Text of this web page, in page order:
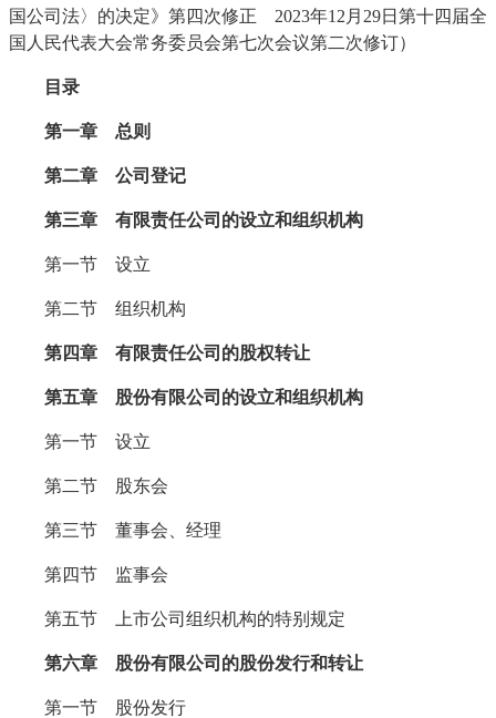
国公司法〉的决定》第四次修正 2023年12月29日第十四届全
国人民代表大会常务委员会第七次会议第二次修订）
目录
第一章 总则
第二章 公司登记
第三章 有限责任公司的设立和组织机构
第一节 设立
第二节 组织机构
第四章 有限责任公司的股权转让
第五章 股份有限公司的设立和组织机构
第一节 设立
第二节 股东会
第三节 董事会、经理
第四节 监事会
第五节 上市公司组织机构的特别规定
第六章 股份有限公司的股份发行和转让
第一节 股份发行